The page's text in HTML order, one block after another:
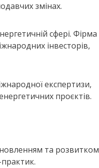
змінах.
сфері. Фірма
інвесторів,
експертизи,
проєктів.
та розвитком